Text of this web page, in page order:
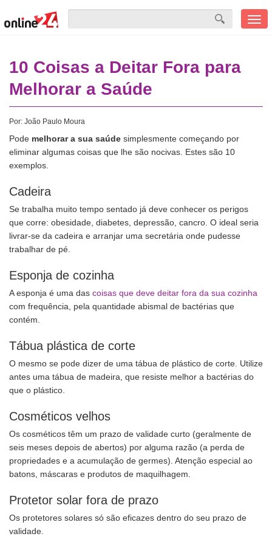
10 Coisas a Deitar Fora para
Melhorar a Saúde
Por: João Paulo Moura
Pode melhorar a sua saúde simplesmente começando por
eliminar algumas coisas que lhe são nocivas. Estes são 10
exemplos.
Cadeira
Se trabalha muito tempo sentado já deve conhecer os perigos
que corre: obesidade, diabetes, depressão, cancro. O ideal seria
livrar-se da cadeira e arranjar uma secretária onde pudesse
trabalhar de pé.
Esponja de cozinha
A esponja é uma das coisas que deve deitar fora da sua cozinha
com frequência, pela quantidade abismal de bactérias que
contém.
Tábua plástica de corte
O mesmo se pode dizer de uma tábua de plástico de corte. Utilize
antes uma tábua de madeira, que resiste melhor a bactérias do
que o plástico.
Cosméticos velhos
Os cosméticos têm um prazo de validade curto (geralmente de
seis meses depois de abertos) por alguma razão (a perda de
propriedades e a acumulação de germes). Atenção especial ao
batons, máscaras e produtos de maquilhagem.
Protetor solar fora de prazo
Os protetores solares só são eficazes dentro do seu prazo de
validade.